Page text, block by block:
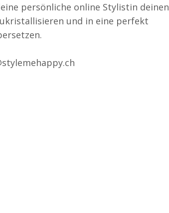
persönliche online Stylistin deinen
und in eine perfekt